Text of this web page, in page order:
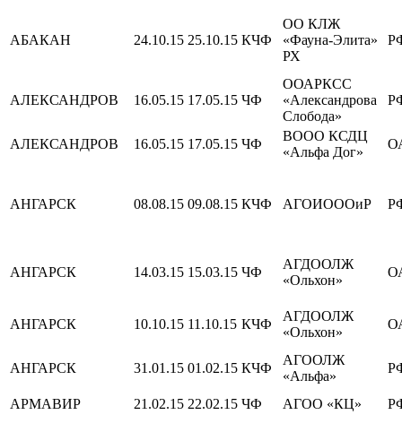
АБАКАН 24.10.15 25.10.15 КЧФ
ОО КЛЖ
«Фауна-Элита»
РХ
АЛЕКСАНДРОВ 16.05.15 17.05.15 ЧФ
ООАРКСС
«Александрова
Слобода»
АЛЕКСАНДРОВ 16.05.15 17.05.15 ЧФ
ВООО КСДЦ
«Альфа Дог»
АНГАРСК 08.08.15 09.08.15 КЧФ АГОИОООиР
АНГАРСК 14.03.15 15.03.15 ЧФ
АГДООЛЖ
«Ольхон»
АНГАРСК 10.10.15 11.10.15 КЧФ
АГДООЛЖ
«Ольхон»
АНГАРСК 31.01.15 01.02.15 КЧФ
АГООЛЖ
«Альфа»
АРМАВИР 21.02.15 22.02.15 ЧФ АГОО «КЦ»